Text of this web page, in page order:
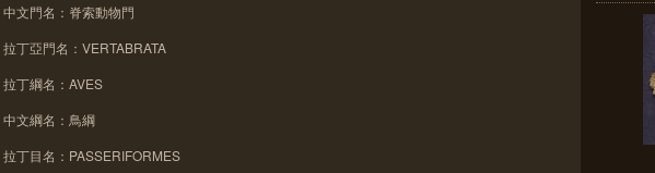
中文門名：脊索動物門
拉丁亞門名：VERTABRATA
拉丁綱名：AVES
中文綱名：鳥綱
拉丁目名：PASSERIFORMES